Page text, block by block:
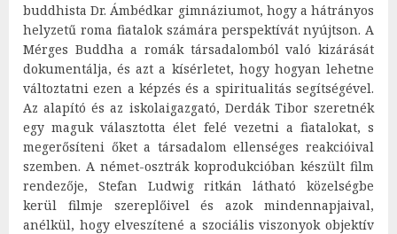
buddhista Dr. Ámbédkar gimnáziumot, hogy a hátrányos
helyzetű roma fiatalok számára perspektívát nyújtson. A
Mérges Buddha a romák társadalomból való kizárását
dokumentálja, és azt a kísérletet, hogy hogyan lehetne
változtatni ezen a képzés és a spiritualitás segítségével.
Az alapító és az iskolaigazgató, Derdák Tibor szeretnék
egy maguk választotta élet felé vezetni a fiatalokat, s
megerősíteni őket a társadalom ellenséges reakcióival
szemben. A német-osztrák koprodukcióban készült film
rendezője, Stefan Ludwig ritkán látható közelségbe
kerül filmje szereplőivel és azok mindennapjaival,
anélkül, hogy elveszítené a szociális viszonyok objektív